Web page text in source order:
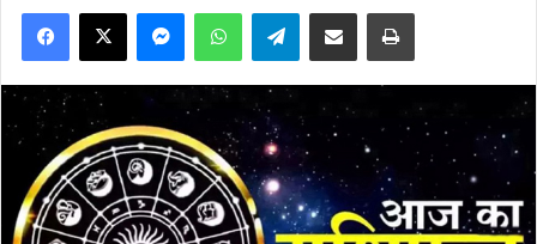
Facebook
X MessengerWhatsAppTelegramShare via Email Print